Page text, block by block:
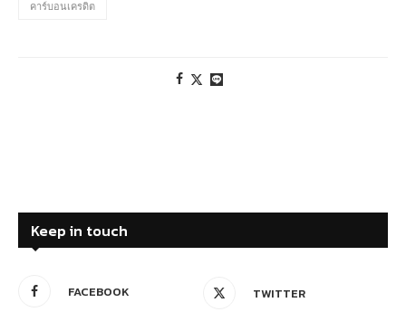
คาร์บอนเครดิต
Keep in touch
FACEBOOK TWITTER